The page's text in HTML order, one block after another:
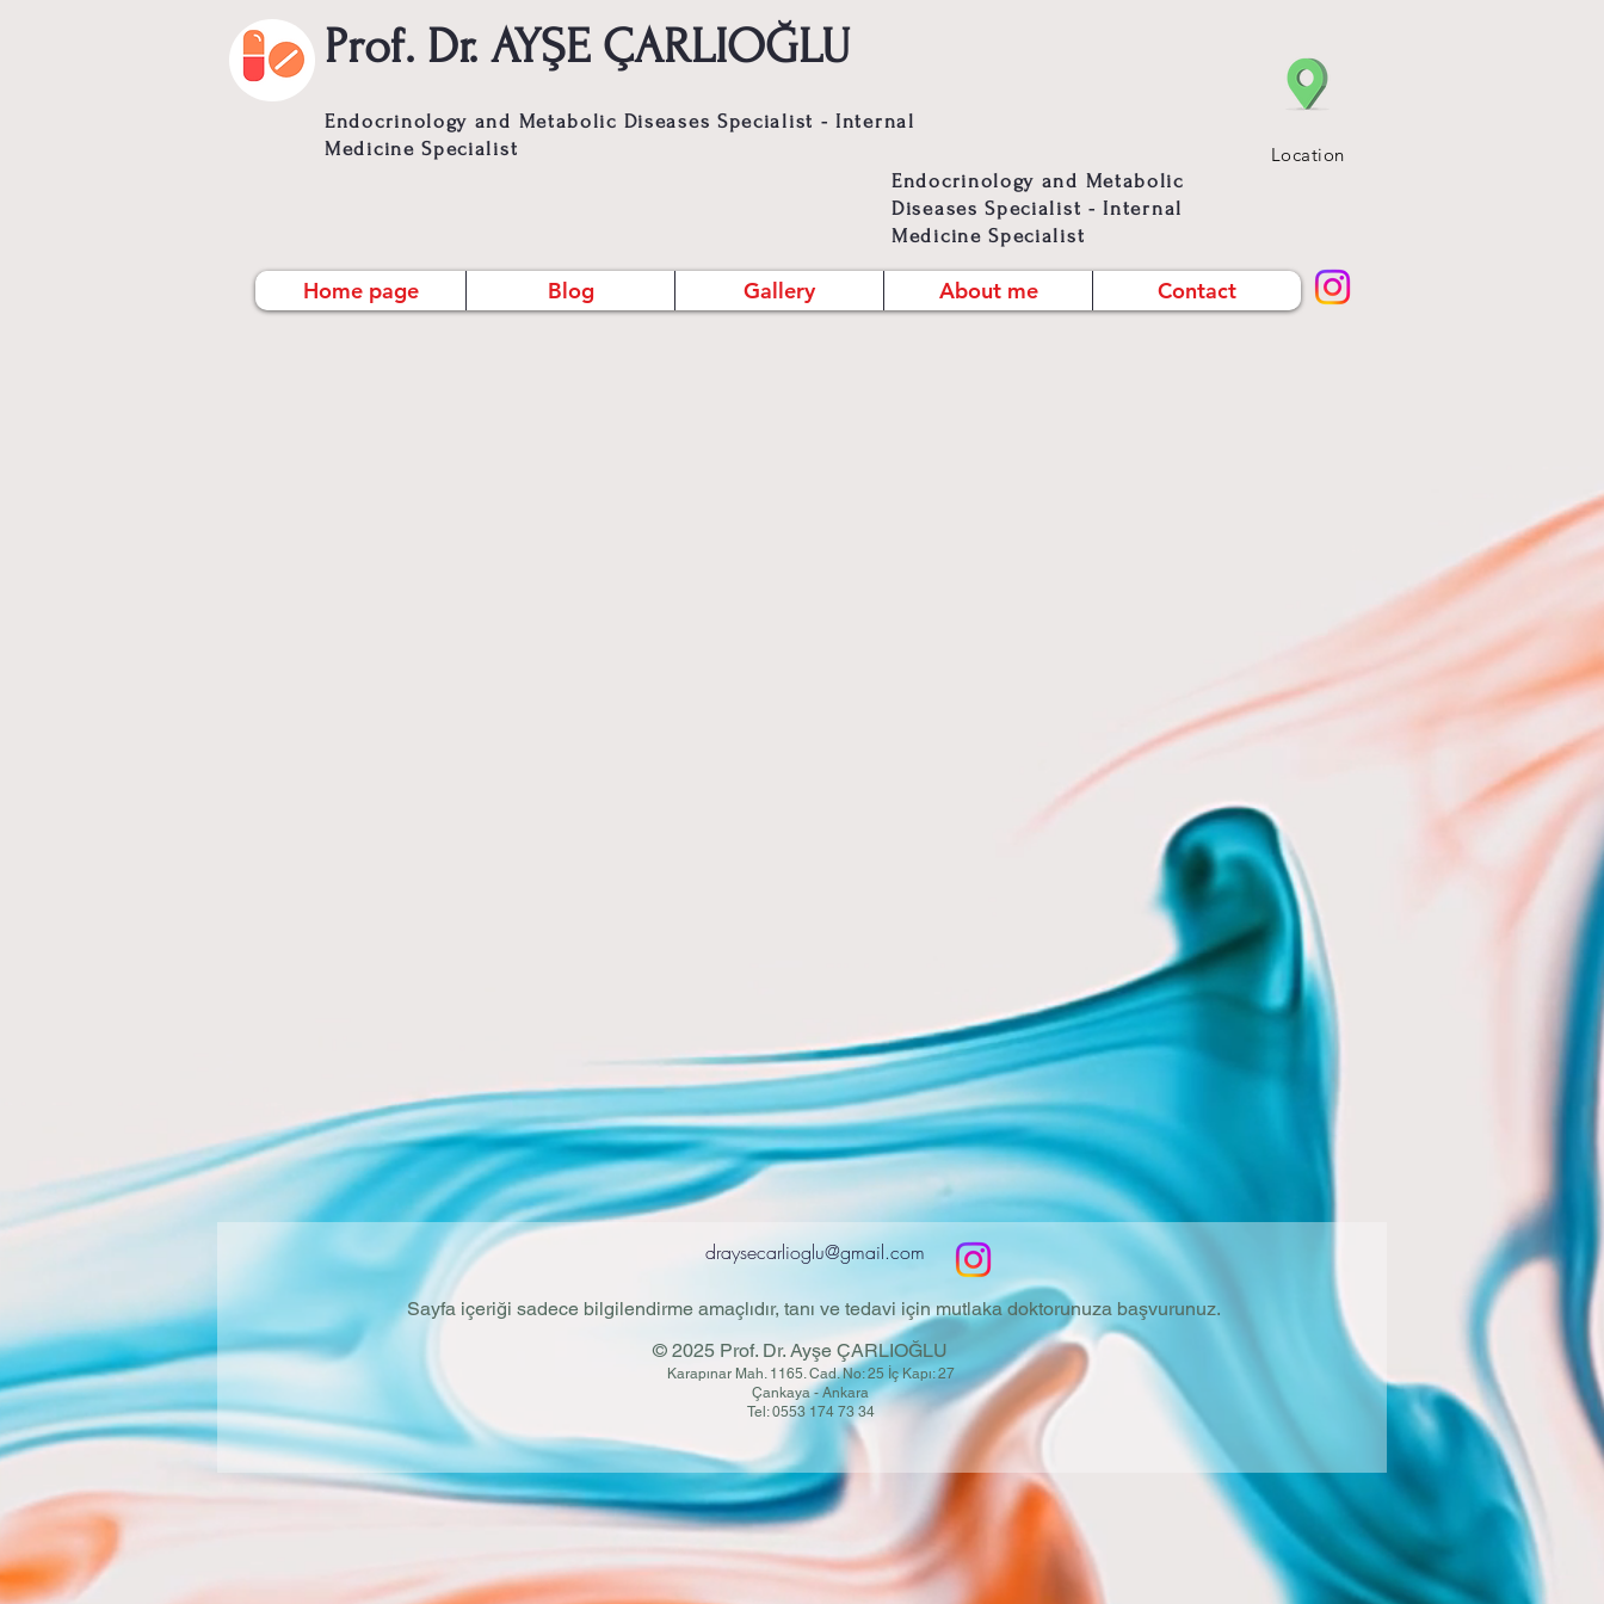
Prof. Dr. AYŞE ÇARLIOĞLU
Endocrinology and Metabolic Diseases Specialist - Internal
Medicine Specialist
Location
Endocrinology and Metabolic
Diseases Specialist - Internal
Medicine Specialist
Home page Blog Gallery About me Contact
draysecarlioglu@gmail.com
Sayfa içeriği sadece bilgilendirme amaçlıdır, tanı ve tedavi için mutlaka doktorunuza başvurunuz.
© 2025 Prof. Dr. Ayşe ÇARLIOĞLU
Karapınar Mah. 1165. Cad. No: 25 İç Kapı: 27
Çankaya - Ankara
Tel: 0553 174 73 34